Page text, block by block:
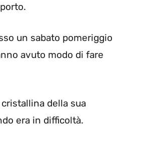
un sabato pomeriggio
avuto modo di fare
della sua
era in difficoltà.